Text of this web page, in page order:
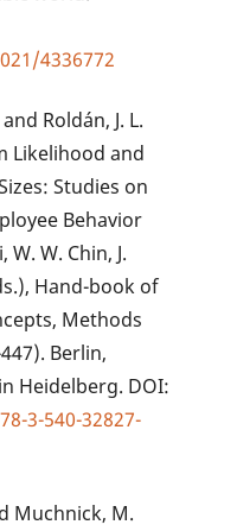
4336772
Roldán, J. L.
Likelihood and
Studies on
Behavior
W. Chin, J.
Hand-book of
Methods
Berlin,
Heidelberg. DOI:
3-540-32827-
Muchnick, M.